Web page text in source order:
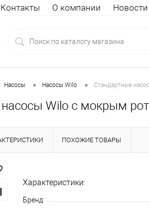
Контакты О компании Новости
Насосы • Насосы Wilo • Стандартные
Wilo с мокрым
ПОХОЖИЕ ТОВАРЫ
Характеристики:
Бренд